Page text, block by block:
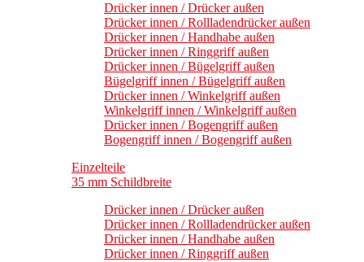
Drücker innen / Drücker außen
Drücker innen / Rollladendrücker außen
Drücker innen / Handhabe außen
Drücker innen / Ringgriff außen
Drücker innen / Bügelgriff außen
Bügelgriff innen / Bügelgriff außen
Drücker innen / Winkelgriff außen
Winkelgriff innen / Winkelgriff außen
Drücker innen / Bogengriff außen
Bogengriff innen / Bogengriff außen
Einzelteile
35 mm Schildbreite
Drücker innen / Drücker außen
Drücker innen / Rollladendrücker außen
Drücker innen / Handhabe außen
Drücker innen / Ringgriff außen